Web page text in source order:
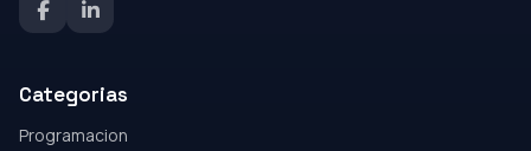
Categorias
Programacion